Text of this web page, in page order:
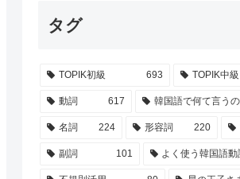
タグ
TOPIK初級 693 TOPIK中級
動詞 617 韓国語で何て言うの
名詞 224 形容詞 220
副詞 101 よく使う韓国語動